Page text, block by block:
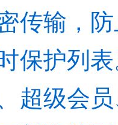
传输，
保护列
超级会